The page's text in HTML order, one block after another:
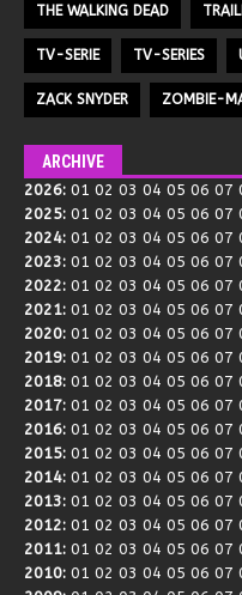
THE WALKING DEAD
TV-SERIE TV-SERIES
ZACK SNYDER ZOMBIE-
ARCHIVE
2026: 01 02 03 04 05 06 07
2025: 01 02 03 04 05 06 07
2024: 01 02 03 04 05 06 07
2023: 01 02 03 04 05 06 07
2022: 01 02 03 04 05 06 07
2021: 01 02 03 04 05 06 07
2020: 01 02 03 04 05 06 07
2019: 01 02 03 04 05 06 07
2018: 01 02 03 04 05 06 07
2017: 01 02 03 04 05 06 07
2016: 01 02 03 04 05 06 07
2015: 01 02 03 04 05 06 07
2014: 01 02 03 04 05 06 07
2013: 01 02 03 04 05 06 07
2012: 01 02 03 04 05 06 07
2011: 01 02 03 04 05 06 07
2010: 01 02 03 04 05 06 07